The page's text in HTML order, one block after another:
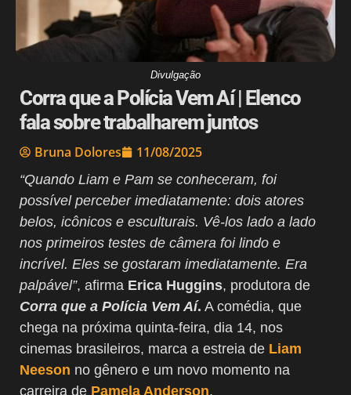
Divulgação
Corra que a Polícia Vem Aí | Elenco
fala sobre trabalharem juntos
Bruna Dolores 11/08/2025
“Quando Liam e Pam se conheceram, foi
possível perceber imediatamente: dois atores
belos, icônicos e esculturais. Vê-los lado a lado
nos primeiros testes de câmera foi lindo e
incrível. Eles se gostaram imediatamente. Era
palpável”, afirma Erica Huggins, produtora de
Corra que a Polícia Vem Aí. A comédia, que
chega na próxima quinta-feira, dia 14, nos
cinemas brasileiros, marca a estreia de Liam
Neeson no gênero e um novo momento na
carreira de Pamela Anderson.